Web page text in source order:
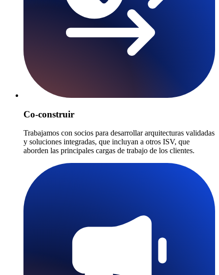
Co-construir
Trabajamos con socios para desarrollar arquitecturas validadas
y soluciones integradas, que incluyan a otros ISV, que
aborden las principales cargas de trabajo de los clientes.